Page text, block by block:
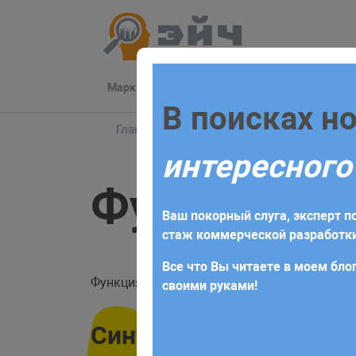
Маркетинг
Главная Блог PHP Справочник PHP
Функция
Функция array_product вычисляет
Синтаксис
Заполните
Для начала сотрудничества
получите коммерческое
требований и поставленных
В поисках
Ваш покорный слуга, эксперт
стаж коммерческой
Все что Вы читаете в моем
своими руками!